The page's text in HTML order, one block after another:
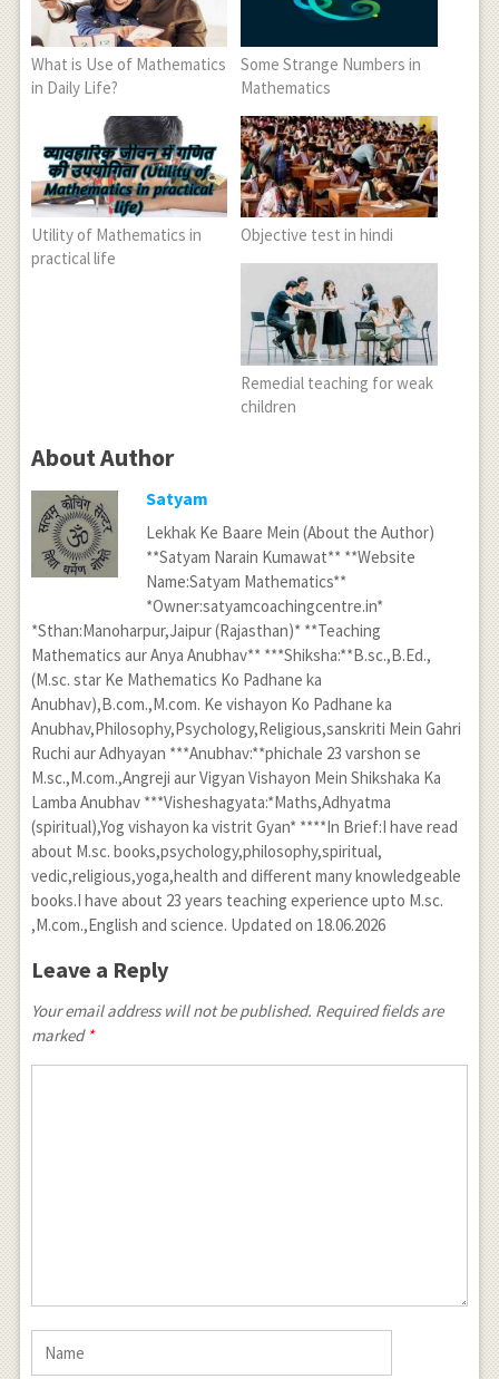
What is Use of Mathematics
in Daily Life?
Some Strange Numbers in
Mathematics
Utility of Mathematics in
practical life
Objective test in hindi
Remedial teaching for weak
children
About Author
Satyam
Lekhak Ke Baare Mein (About the Author)
**Satyam Narain Kumawat** **Website
Name:Satyam Mathematics**
*Owner:satyamcoachingcentre.in*
*Sthan:Manoharpur,Jaipur (Rajasthan)* **Teaching
Mathematics aur Anya Anubhav** ***Shiksha:**B.sc.,B.Ed.,
(M.sc. star Ke Mathematics Ko Padhane ka
Anubhav),B.com.,M.com. Ke vishayon Ko Padhane ka
Anubhav,Philosophy,Psychology,Religious,sanskriti Mein Gahri
Ruchi aur Adhyayan ***Anubhav:**phichale 23 varshon se
M.sc.,M.com.,Angreji aur Vigyan Vishayon Mein Shikshaka Ka
Lamba Anubhav ***Visheshagyata:*Maths,Adhyatma
(spiritual),Yog vishayon ka vistrit Gyan* ****In Brief:I have read
about M.sc. books,psychology,philosophy,spiritual,
vedic,religious,yoga,health and different many knowledgeable
books.I have about 23 years teaching experience upto M.sc.
,M.com.,English and science. Updated on 18.06.2026
Leave a Reply
Your email address will not be published. Required fields are
marked *